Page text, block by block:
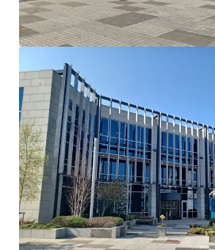
May 26th 2036.
Break Option: There is a
November 30th 2034 with
and a 1 month rent penalty.
Rent Reviews: Market
2026 & May 27th 2031.
Rent Free: 8 months’
August 1st 2026 which
the vendor.
Parking: 90 dedicated car
Mast Income: Additional
annum is generated from
Tower.